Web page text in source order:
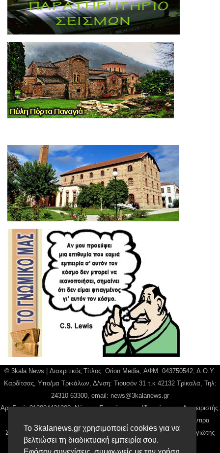
Το 3kalanews.gr χρησιμοποιεί cookies για να
βελτιώσει τη διαδικτυακή εμπειρία σου.
© 3kala News | Διακριτικός Τίτλος: Orion Media, ΑΦΜ: 043750542, Δ.Ο.Υ:
Καρδίτσας, Υπο/μα Τρικάλων, Δ/νση: Τιουσόν 31 τ.κ 42132 Τρίκαλα, Τηλ:
24310 63300, email: news@3kalanews.gr
Αρ. Γεμή: 018804431000, Νόμιμος Εκπρόσωπος, Ιδιοκτήτης και Διαχειριστής:
Παναγιώτης Φιλίππου, Διευθύντρια: Γιαννουσά Βασιλική, Διευθύντιρα
Σύνταξης: Μπαλαμπάνη Βασιλική. Δικαιούχος domain name Παναγιώτης
Φιλίππου